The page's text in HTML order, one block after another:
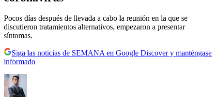
Pocos días después de llevada a cabo la reunión en la que se
discutieron tratamientos alternativos, empezaron a presentar
síntomas.
Siga las noticias de SEMANA en Google Discover y manténgase
informado